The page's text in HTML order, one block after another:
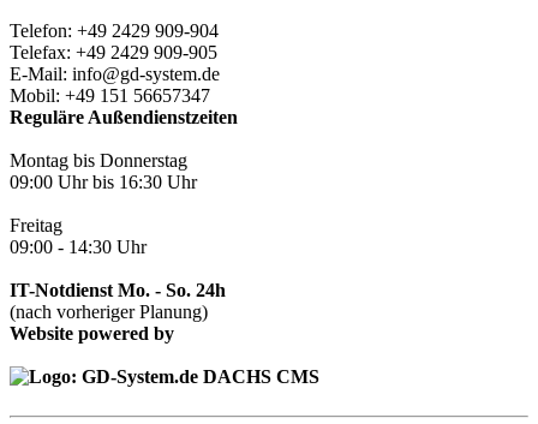
Telefon: +49 2429 909-904
Telefax: +49 2429 909-905
E-Mail: info@gd-system.de
Mobil: +49 151 56657347
Reguläre Außendienstzeiten
Montag bis Donnerstag
09:00 Uhr bis 16:30 Uhr
Freitag
09:00 - 14:30 Uhr
IT-Notdienst Mo. - So. 24h
(nach vorheriger Planung)
Website powered by